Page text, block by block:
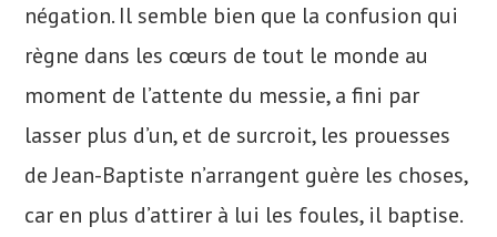
négation. Il semble bien que la confusion qui
règne dans les cœurs de tout le monde au
moment de l’attente du messie, a fini par
lasser plus d’un, et de surcroit, les prouesses
de Jean-Baptiste n’arrangent guère les choses,
car en plus d’attirer à lui les foules, il baptise.